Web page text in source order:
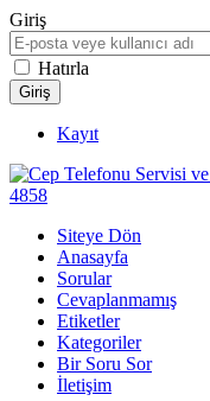
Giriş
Hatırla
Kayıt
Siteye Dön
Anasayfa
Sorular
Cevaplanmamış
Etiketler
Kategoriler
Bir Soru Sor
İletişim